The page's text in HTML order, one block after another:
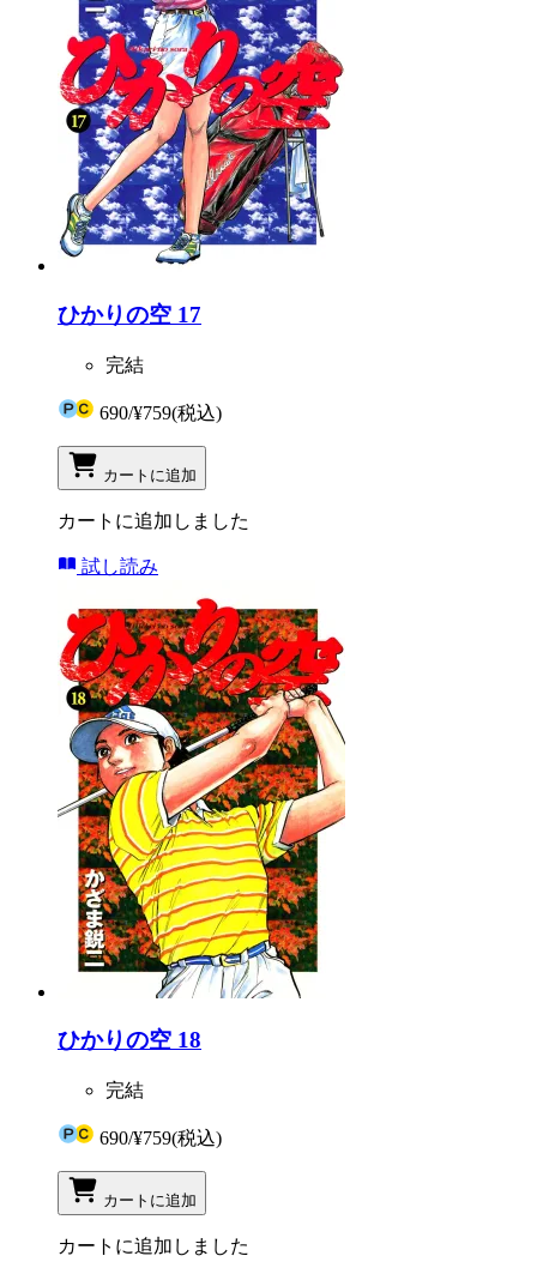
ひかりの空 17
完結
690/¥759(税込)
カートに追加
カートに追加しました
試し読み
ひかりの空 18
完結
690/¥759(税込)
カートに追加
カートに追加しました